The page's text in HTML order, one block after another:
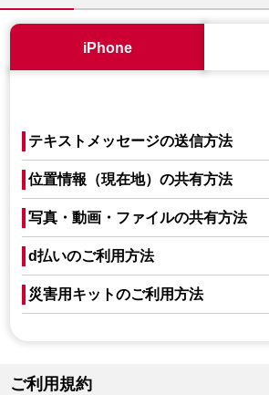
iPhone
テキストメッセージの送信方法
位置情報（現在地）の共有方法
写真・動画・ファイルの共有方法
d払いのご利用方法
災害用キットのご利用方法
ご利用規約